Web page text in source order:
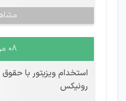
۰۸ مرداد ۱۴۰۵
استخدام ویزیتور با
رونیکس